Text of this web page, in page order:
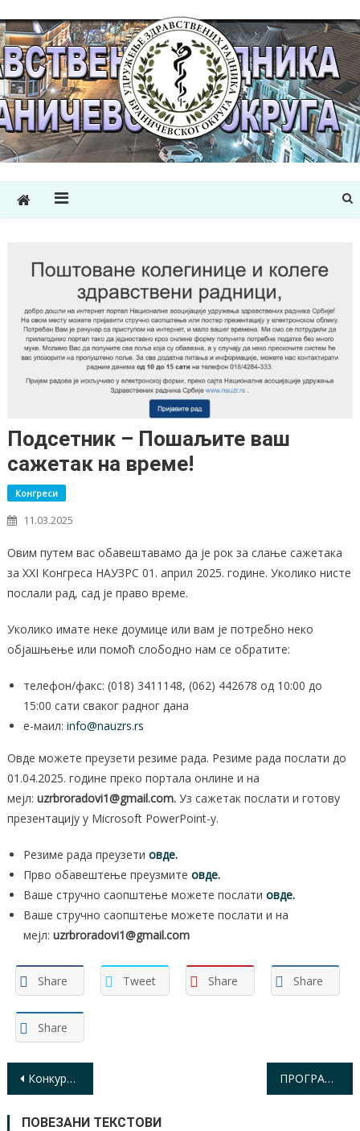
УЗРБРО
Удружење здравствених радника Браничевског округа
Подсетник – Пошаљите ваш
сажетак на време!
Конгреси
11.03.2025
Овим путем вас обавештавамо да је рок за слање сажетака
за XXI Конгреса НАУЗРС 01. април 2025. године. Уколико нисте
послали рад, сад је право време.
Уколико имате неке доумице или вам је потребно неко
објашњење или помоћ слободно нам се обратите:
телефон/факс: (018) 3411148, (062) 442678 од 10:00 до
15:00 сати сваког радног дана
е-маил: info@nauzrs.rs
Овде можете преузети резиме рада. Резиме рада послати до
01.04.2025. године преко портала онлине и на
мејл: uzrbroradovi1@gmail.com. Уз сажетак послати и готову
презентацију у Microsoft PowerPoint-у.
Резиме рада преузети овде.
Прво обавештење преузмите овде.
Ваше стручно саопштење можете послати овде.
Ваше стручно саопштење можете послати и на
мејл: uzrbroradovi1@gmail.com
Share Tweet Share Share
Share
Кретање
чланка
Конкурс за доделу знакова УЗРБРО 2025. године ПРОГРАМ XXIX СИМПОЗИЈУМ ДМСТ НАУЗР СРБИЈЕ – СОКОБАЊА
ПОВЕЗАНИ ТЕКСТОВИ